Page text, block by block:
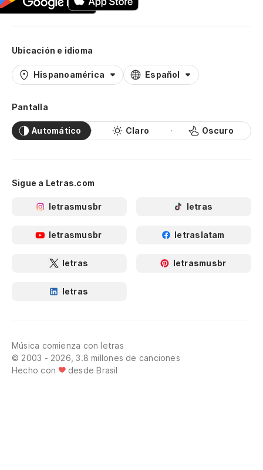
Ubicación e idioma
Hispanoamérica Español
Pantalla
Automático Claro Oscuro
Sigue a Letras.com
letrasmusbr letras
letrasmusbr letraslatam
letras letrasmusbr
letras
Música comienza con letras
© 2003 - 2026, 3.8 millones de canciones
Hecho con
desde Brasil